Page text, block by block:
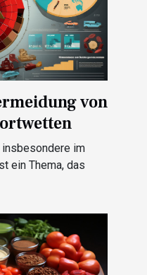
von
insbesondere im
ein Thema, das